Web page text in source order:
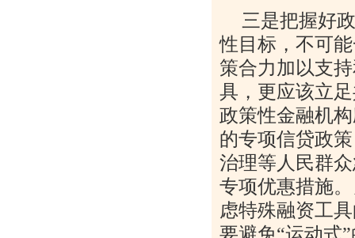
三是把握好
性目标，不可
策合力加以支
具，更应该立
政策性金融机
的专项信贷政
治理等人民群
专项优惠措施
虑特殊融资工